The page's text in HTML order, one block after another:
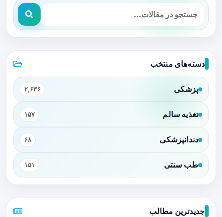
دسته‌های منتخب
پزشکی ۲,۶۳۶
تغذیه سالم ۱۵۷
دندانپزشکی ۶۸
طب سنتی ۱۵۱
جدیدترین مطالب